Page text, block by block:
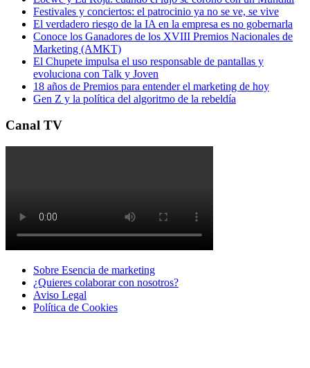
Festivales y conciertos: el patrocinio ya no se ve, se vive
El verdadero riesgo de la IA en la empresa es no gobernarla
Conoce los Ganadores de los XVIII Premios Nacionales de
Marketing (AMKT)
El Chupete impulsa el uso responsable de pantallas y
evoluciona con Talk y Joven
18 años de Premios para entender el marketing de hoy
Gen Z y la política del algoritmo de la rebeldía
Canal TV
Sobre Esencia de marketing
¿Quieres colaborar con nosotros?
Aviso Legal
Polí­tica de Cookies